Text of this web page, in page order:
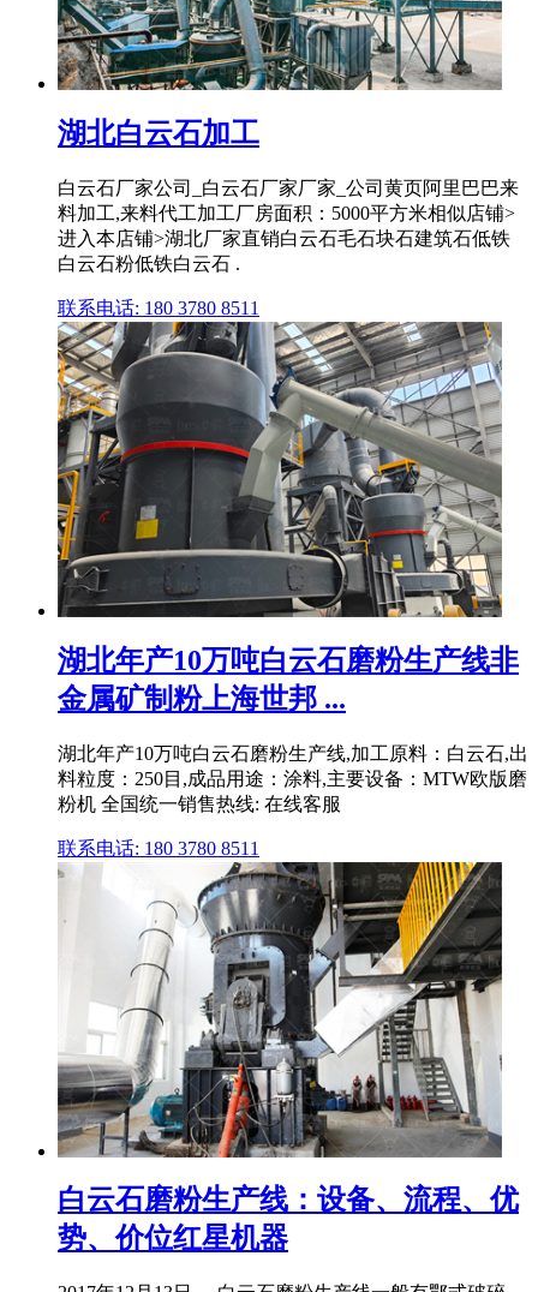
湖北白云石加工
白云石厂家公司_白云石厂家厂家_公司黄页阿里巴巴来
料加工,来料代工加工厂房面积：5000平方米相似店铺>
进入本店铺>湖北厂家直销白云石毛石块石建筑石低铁
白云石粉低铁白云石 .
联系电话: 180 3780 8511
湖北年产10万吨白云石磨粉生产线非
金属矿制粉上海世邦 ...
湖北年产10万吨白云石磨粉生产线,加工原料：白云石,出
料粒度：250目,成品用途：涂料,主要设备：MTW欧版磨
粉机 全国统一销售热线: 在线客服
联系电话: 180 3780 8511
白云石磨粉生产线：设备、流程、优
势、价位红星机器